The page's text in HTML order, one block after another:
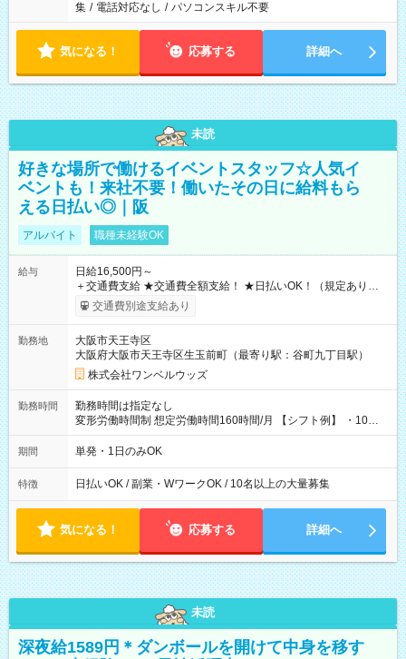
集 / 電話対応なし / パソコンスキル不要
気になる！ 応募する 詳細へ
未読
好きな場所で働けるイベントスタッフ☆人気イ
ベントも！来社不要！働いたその日に給料もら
える日払い◎｜阪
アルバイト 職種未経験OK
給与
日給16,500円～
＋交通費支給 ★交通費全額支給！ ★日払いOK！（規定あり） ┗
働いたその日に現金GET♪ お仕事後はコンビニATMから 日払
交通費別途支給あり
勤務地
大阪市天王寺区
大阪府大阪市天王寺区生玉前町（最寄り駅：谷町九丁目駅）
株式会社ワンベルウッズ
勤務時間
勤務時間は指定なし
変形労働時間制 想定労働時間160時間/月 【シフト例】 ・10：
00～20：00
期間 単発・1日のみOK
特徴 日払いOK / 副業・WワークOK / 10名以上の大量募集
気になる！ 応募する 詳細へ
未読
深夜給1589円＊ダンボールを開けて中身を移す